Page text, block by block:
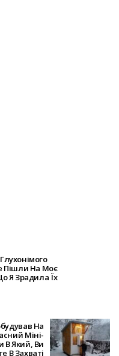
Пішли На Моє
Я Зрадила Їх
На
Міні-
В Який, Ви
В Захваті